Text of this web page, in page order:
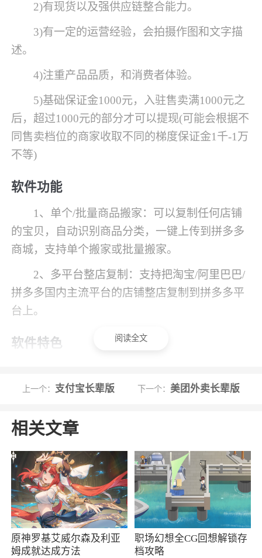
2)有现货以及强供应链整合能力。
3)有一定的运营经验，会拍摄作图和文字描
述。
4)注重产品品质，和消费者体验。
5)基础保证金1000元，入驻售卖满1000元之
后，超过1000元的部分才可以提现(可能会根据不
同售卖档位的商家收取不同的梯度保证金1千-1万
不等)
软件功能
1、单个/批量商品搬家：可以复制任何店铺
的宝贝，自动识别商品分类，一键上传到拼多多
商城，支持单个搬家或批量搬家。
2、多平台整店复制：支持把淘宝/阿里巴巴/
拼多多国内主流平台的店铺整店复制到拼多多平
台上。
软件特色
驻，提升了拼多多的档次，购买更放心
包，分享好友可微信提现，每天领取3次哦
3、我们会不定时举行最火爆的活动，您能在
这里买到各种低价优质商品
4、用户分享给好友的话，还可以领取一定的
红包
小编评价
阅读全文
上一个： 支付宝长辈版 下一个： 美团外卖长辈版
相关文章
原神罗基艾威尔森及利亚
姆成就达成方法
职场幻想全CG回想解锁存
档攻略